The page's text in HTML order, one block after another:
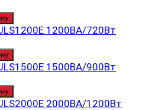
1200ВА/720Вт
1500ВА/900Вт
2000ВА/1200Вт